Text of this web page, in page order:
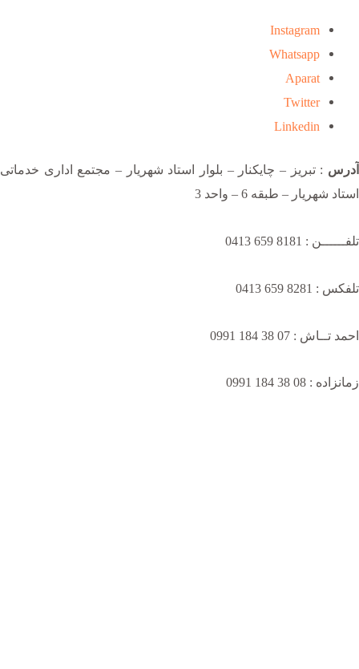
Instagram
Whatsapp
Aparat
Twitter
Linkedin
آدرس : تبریز – چایکنار – بلوار استاد شهریار – مجتمع اداری خدماتی
استاد شهریار – طبقه 6 – واحد 3
تلفــــــن : 8181 659 0413
تلفکس : 8281 659 0413
احمد تــاش : 07 38 184 0991
زمانزاده : 08 38 184 0991